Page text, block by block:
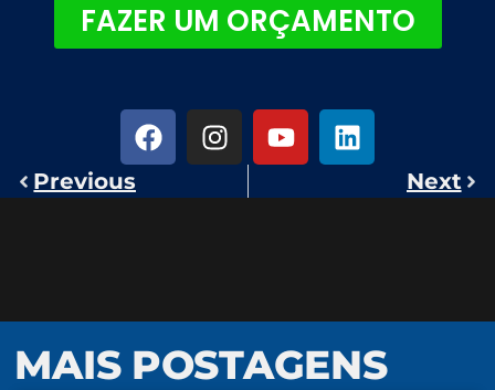
FAZER UM ORÇAMENTO
Previous Next
MAIS POSTAGENS